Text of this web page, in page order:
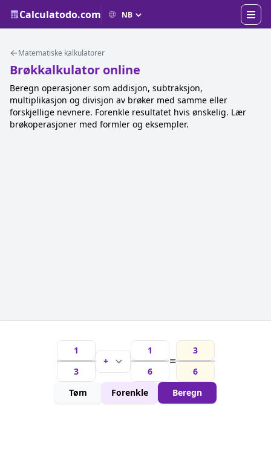
Calculatodo.com
Matematiske kalkulatorer
Brøkkalkulator online
Beregn operasjoner som addisjon, subtraksjon,
multiplikasjon og divisjon av brøker med samme eller
forskjellige nevnere. Forenkle resultatet hvis ønskelig. Lær
brøkoperasjoner med formler og eksempler.
=
Tøm Forenkle Beregn